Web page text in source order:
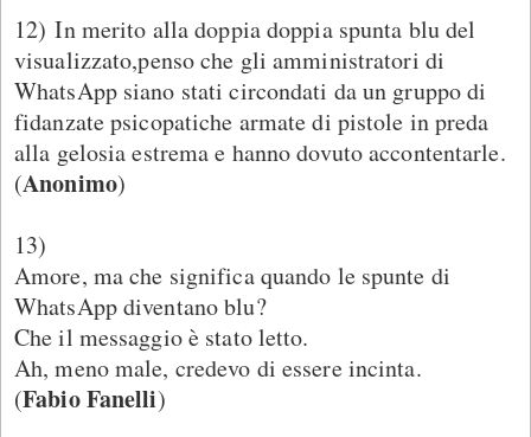
12) In merito alla doppia doppia spunta blu del
visualizzato,penso che gli amministratori di
WhatsApp siano stati circondati da un gruppo di
fidanzate psicopatiche armate di pistole in preda
alla gelosia estrema e hanno dovuto accontentarle.
(Anonimo)
13)
Amore, ma che significa quando le spunte di
WhatsApp diventano blu?
Che il messaggio è stato letto.
Ah, meno male, credevo di essere incinta.
(Fabio Fanelli)